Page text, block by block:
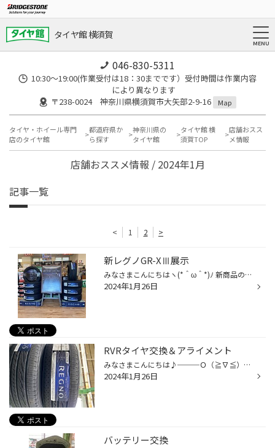
タイヤ館 横須賀
046-830-5311
10:30～19:00(作業受付は18：30までです）受付時間は作業内容
により異なります
〒238-0024 神奈川県横須賀市大矢部2-9-16
Map
タイヤ・ホイール専門
店のタイヤ館
都道府県か
ら探す
神奈川県の
タイヤ館
タイヤ館 横
須賀TOP
店舗おスス
メ情報
店舗おススメ情報 / 2024年1月
記事一覧
< 1 2 >
新レグノGR-XⅢ展示
みなさまこんにちはヽ(*＾ω＾*)ﾉ 新商品のレグノGR-XⅢが徐々に入荷して来てます。 販売は2月からですが予約受付中♪───Ｏ（≧∇≦）Ｏ── サイズによっては3月目安入荷のサイズもございます！ 進化したレグノGR-XⅢパターン等見たいお客様！ 当店展示し始めました！ ブリヂストンレグノGR-XⅢ みなさまのご...
2024年1月26日
RVRタイヤ交換＆アライメント
みなさまこんにちは♪───Ｏ（≧∇≦）Ｏ────♪ 先日三菱RVRでタイヤ交換＆アライメントを行いました。 タイヤは前回ミニバン専用のレグノGRVⅡを 装着され今回もその良さを気に入って頂きリピートのお客様です！ありがとうございます（＾ν＾） ブリヂストンレグノGRVⅡ スリップサインが近づいて来て安全性...
2024年1月26日
バッテリー交換